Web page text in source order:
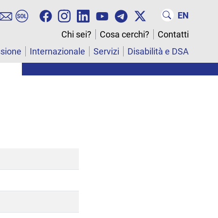
EN
Chi sei?
Cosa cerchi?
Contatti
Internazionale Servizi Disabilità e DSA